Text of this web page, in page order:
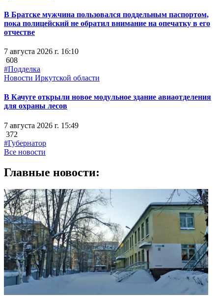
В Братске мужчина пользовался поддельным паспортом,
пока полицейский не обратил внимание на опечатку в его
отчестве
7 августа 2026 г. 16:10
608
#Подделка
Новости Иркутской области
В Качуге открыли новое модульное здание авиаотделения
для охраны лесов
7 августа 2026 г. 15:49
372
#Губернатор
Все новости
Главные новости: